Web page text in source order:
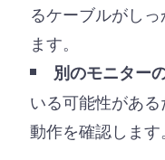
るケーブルがし
ます。
別のモニター
いる可能性があ
動作を確認します。